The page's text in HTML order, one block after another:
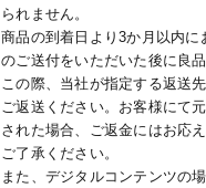
られません。
商品の到着日より3か月以内に
のご送付をいただいた後に良
この際、当社が指定する返送
ご返送ください。お客様にて
された場合、ご返金にはお応
ご了承ください。
また、デジタルコンテンツの